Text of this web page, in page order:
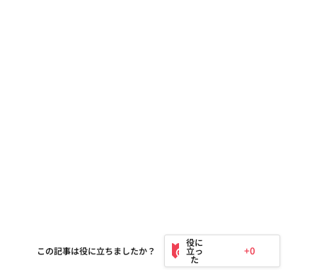
この記事は役に立ちましたか？ +0